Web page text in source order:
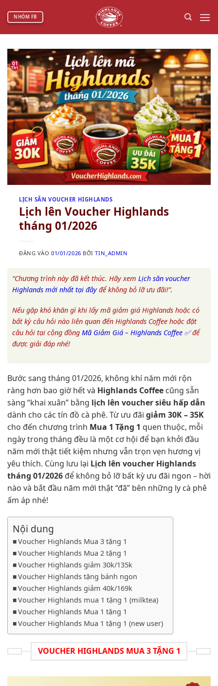
quaNHÓM FB
01
Th1
LỊCH SĂN VOUCHER HIGHLANDS
Lịch lên Voucher Highlands
tháng 01/2026
ĐĂNG VÀO01/01/2026 BỞITIN_ADMIN
“Chương trình này đã kết thúc. Hãy xem Lịch săn voucher
Highlands mới nhất tại đâyđể không bỏ lỡ ưu đãi!”.
Nếu gặp khó khăn gì khi lấy mã giảm giá Highlands hoặc có
bất kỳ câu hỏi nào liên quan đến Highlands Coffee hoặc đặt
câu hỏi tại cộng đồng Mã Giảm Giá – Highlands Coffee ✅để
được giải đáp nhé!
Bước sang tháng 01/2026, không khí năm mới rộn
ràng hơn bao giờ hết và Highlands Coffee cũng sẵn
sàng “khai xuân” bằng lịch lên voucher siêu hấp dẫn
dành cho các tín đồ cà phê. Từ ưu đãi giảm 30K – 35K
cho đến chương trình Mua 1 Tặng 1 quen thuộc, mỗi
ngày trong tháng đều là một cơ hội để bạn khởi đầu
năm mới thật tiết kiệm nhưng vẫn trọn vẹn hương vị
yêu thích. Cùng lưu lại Lịch lên voucher Highlands
tháng 01/2026 để không bỏ lỡ bất kỳ ưu đãi ngon – hời
nào và bắt đầu năm mới thật “đã” bên những ly cà phê
ấm áp nhé!
Nội dung
Voucher Highlands Mua 3 tặng 1
Voucher Highlands Mua 2 tặng 1
Voucher Highlands giảm 30k/135k
Voucher Highlands tặng bánh ngon
Voucher Highlands giảm 40k/169k
Voucher Highlands mua 1 tặng 1 (milktea)
Voucher Highlands Mua 1 tặng 1
Voucher Highlands Mua 1 tặng 1 (new user)
VOUCHER HIGHLANDS MUA 3 TẶNG 1